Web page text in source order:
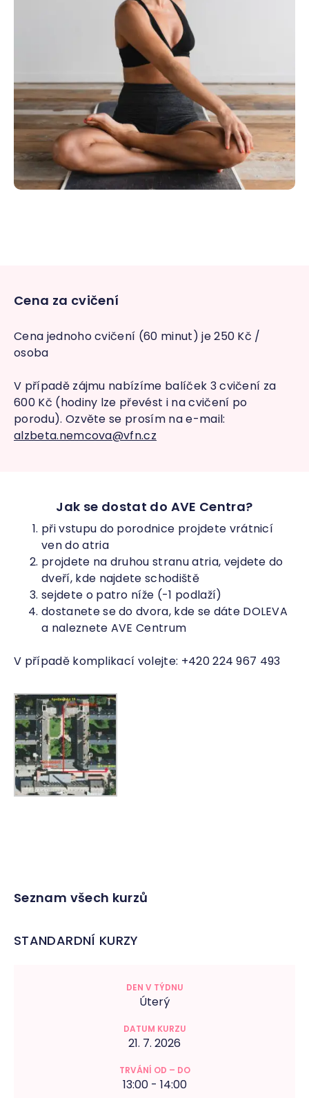
Cena za cvičení
Cena jednoho cvičení (60 minut) je 250 Kč /
osoba
V případě zájmu nabízíme balíček 3 cvičení za
600 Kč (hodiny lze převést i na cvičení po
porodu). Ozvěte se prosím na e-mail:
alzbeta.nemcova@vfn.cz
Jak se dostat do AVE Centra?
při vstupu do porodnice projdete vrátnicí
ven do atria
projdete na druhou stranu atria, vejdete do
dveří, kde najdete schodiště
sejdete o patro níže (-1 podlaží)
dostanete se do dvora, kde se dáte DOLEVA
a naleznete AVE Centrum
V případě komplikací volejte: +420 224 967 493
Seznam všech kurzů
STANDARDNÍ KURZY
Úterý
21. 7. 2026
13:00 - 14:00